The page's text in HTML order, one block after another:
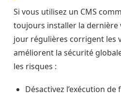
Si vous utilisez un CMS
toujours installer la dernière
jour régulières corrigent les
améliorent la sécurité
les risques :
Désactivez l’exécution de